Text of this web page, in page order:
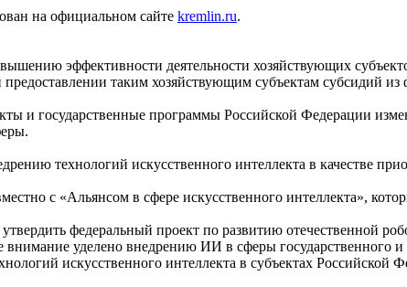
на официальном сайте kremlin.ru.
эффективности деятельности хозяйствующих
таким хозяйствующим субъектам субсидий из
и государственные программы Российской Федерации
технологий искусственного интеллекта в качестве
с «Альянсом в сфере искусственного интеллекта»,
федеральный проект по развитию отечественной
внимание уделено внедрению ИИ в сферы
искусственного интеллекта в субъектах Российской